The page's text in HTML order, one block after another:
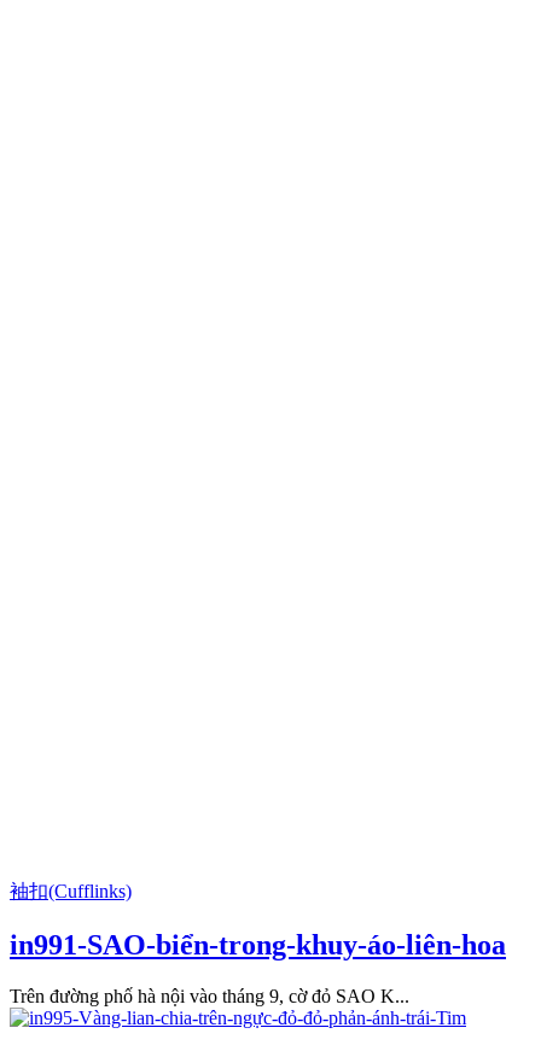
袖扣(Cufflinks)
in991-SAO-biển-trong-khuy-áo-liên-hoa
Trên đường phố hà nội vào tháng 9, cờ đỏ SAO K...